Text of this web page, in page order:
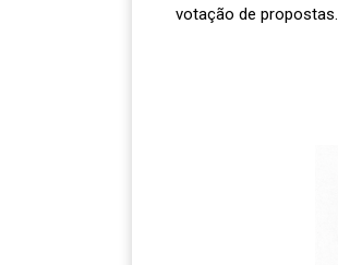
votação de propostas.